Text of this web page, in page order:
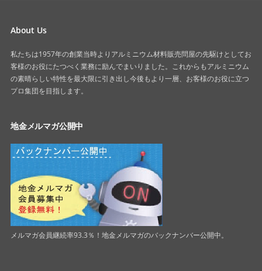
About Us
私たちは1957年の創業当時よりアルミニウム材料販売問屋の先駆けとしてお
客様のお役にたつべく業務に励んでまいりました。これからもアルミニウム
の素晴らしい特性を最大限に引き出し今後もより一層、お客様のお役に立つ
プロ集団を目指します。
地金メルマガ公開中
メルマガ会員継続率93.3％！地金メルマガのバックナンバー公開中。